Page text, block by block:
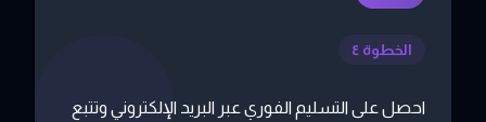
الخطوة ٤
احصل على التسليم الفوري عبر البريد الإلكتروني وتتبع